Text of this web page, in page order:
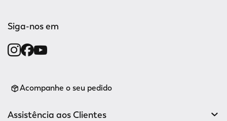
Siga-nos em
Acompanhe o seu pedido
Assistência aos Clientes